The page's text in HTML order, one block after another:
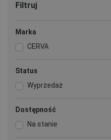
Filtruj
Marka
CERVA
Status
Wyprzedaż
Dostępność
Na stanie